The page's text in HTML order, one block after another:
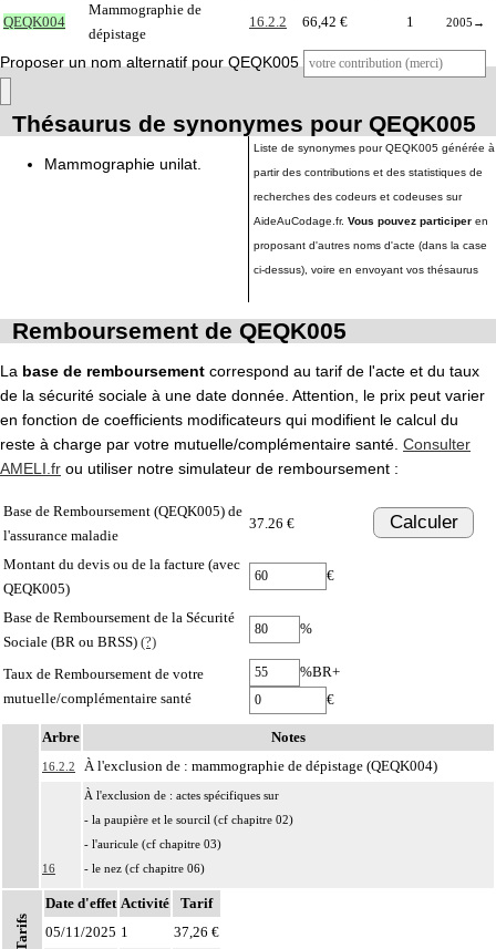
QEQK004
Mammographie de
dépistage
16.2.2 66,42 € 1 2005 →
Proposer un nom alternatif pour QEQK005
Thésaurus de synonymes pour QEQK005
Mammographie unilat.
Liste de synonymes pour QEQK005 générée à
partir des contributions et des statistiques de
recherches des codeurs et codeuses sur
AideAuCodage.fr. Vous pouvez participer en
proposant d'autres noms d'acte (dans la case
ci-dessus), voire en envoyant vos thésaurus
Remboursement de QEQK005
La base de remboursement correspond au tarif de l'acte et du taux
de la sécurité sociale à une date donnée. Attention, le prix peut varier
en fonction de coefficients modificateurs qui modifient le calcul du
reste à charge par votre mutuelle/complémentaire santé. Consulter
AMELI.fr ou utiliser notre simulateur de remboursement :
Base de Remboursement (QEQK005) de
l'assurance maladie
37.26 € Calculer
Montant du devis ou de la facture (avec
QEQK005)
€
Base de Remboursement de la Sécurité
Sociale (BR ou BRSS) (?)
%
Taux de Remboursement de votre
mutuelle/complémentaire santé
%BR+
€
Notes
Arbre Notes
16.2.2 À l'exclusion de : mammographie de dépistage (QEQK004)
16
À l'exclusion de : actes spécifiques sur
- la paupière et le sourcil (cf chapitre 02)
- l'auricule (cf chapitre 03)
- le nez (cf chapitre 06)
- la lèvre (cf chapitre 07)
- la région périanale (cf chapitre 07)
- les organes génitaux externes et le périnée (cf chapitre 08)
Tarifs
Date d'effet Activité
Tarif
05/11/2025 1
37,26 €